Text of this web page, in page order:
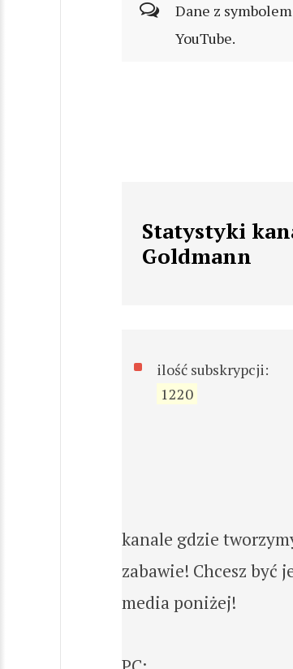
Dane z
YouTube.
Statystyki
Goldmann
ilość subskrypcji:
1220
kanale gdzie
zabawie! Chcesz być
media poniżej!